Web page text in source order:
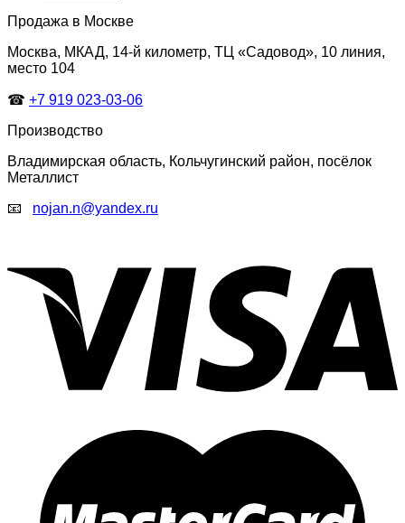
Продажа в Москве
Москва, МКАД, 14-й километр, ТЦ «Садовод», 10 линия,
место 104
☎ +7 919 023-03-06
Производство
Владимирская область, Кольчугинский район, посёлок
Металлист
📧 nojan.n@yandex.ru